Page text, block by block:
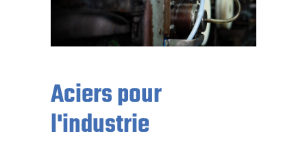
Aciers pour
l'industrie